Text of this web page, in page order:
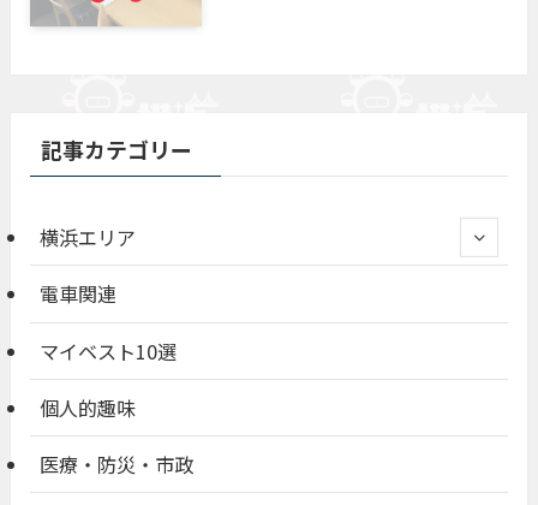
記事カテゴリー
横浜エリア
電車関連
マイベスト10選
個人的趣味
医療・防災・市政